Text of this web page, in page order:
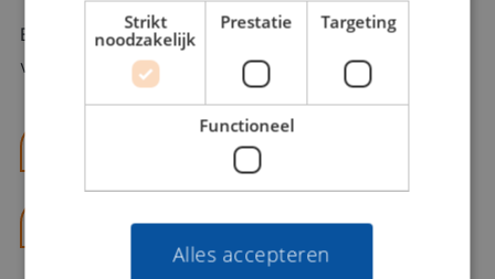
Bel of mail Benno met al jouw vragen. Benno staat
voor je klaar en helpt je graag!
benno@viajou.nl
06 13 28 62 71
Strikt
noodzakelijk
Prestatie Targeting
Functioneel
Alles accepteren